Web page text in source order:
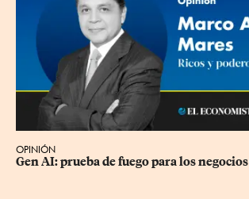
OPINIÓN
Gen AI: prueba de fuego para los negocios